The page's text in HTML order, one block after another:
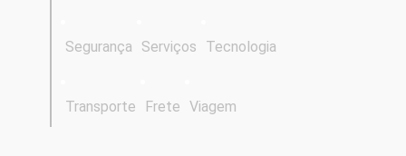
Segurança Serviços Tecnologia
Transporte Frete Viagem